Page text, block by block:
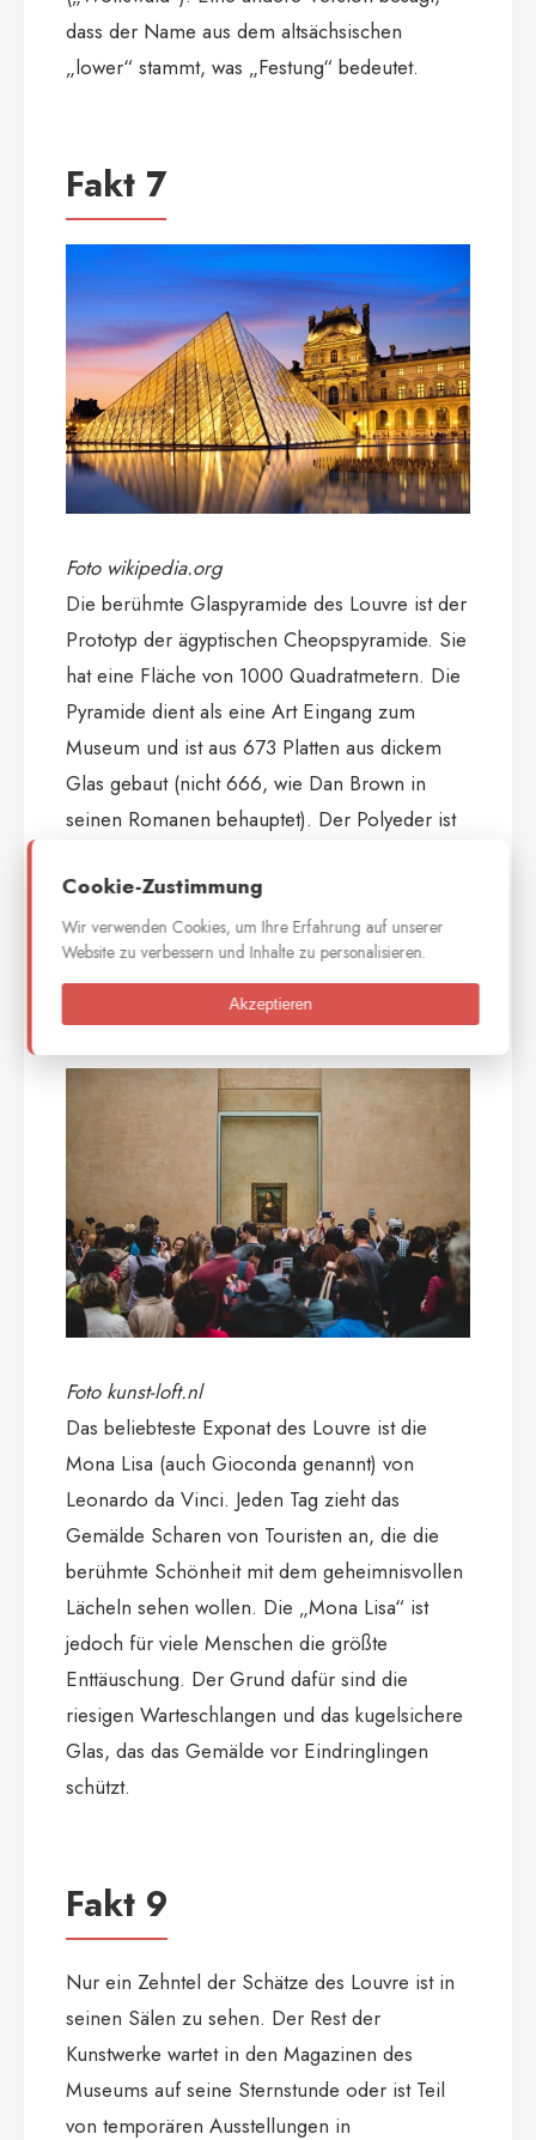
dass der Name aus dem altsächsischen
„lower“ stammt, was „Festung“ bedeutet.
Fakt 7
Foto wikipedia.org
Die berühmte Glaspyramide des Louvre ist der
Prototyp der ägyptischen Cheopspyramide. Sie
hat eine Fläche von 1000 Quadratmetern. Die
Pyramide dient als eine Art Eingang zum
Museum und ist aus 673 Platten aus dickem
Glas gebaut (nicht 666, wie Dan Brown in
seinen Romanen behauptet). Der Polyeder ist
Tonnen.
Foto kunst-loft.nl
Das beliebteste Exponat des Louvre ist die
Mona Lisa (auch Gioconda genannt) von
Leonardo da Vinci. Jeden Tag zieht das
Gemälde Scharen von Touristen an, die die
berühmte Schönheit mit dem geheimnisvollen
Lächeln sehen wollen. Die „Mona Lisa“ ist
jedoch für viele Menschen die größte
Enttäuschung. Der Grund dafür sind die
riesigen Warteschlangen und das kugelsichere
Glas, das das Gemälde vor Eindringlingen
schützt.
Fakt 9
Nur ein Zehntel der Schätze des Louvre ist in
seinen Sälen zu sehen. Der Rest der
Kunstwerke wartet in den Magazinen des
Museums auf seine Sternstunde oder ist Teil
von temporären Ausstellungen in
Cookie-Zustimmung
Wir verwenden Cookies, um Ihre Erfahrung auf unserer
Website zu verbessern und Inhalte zu personalisieren.
Akzeptieren